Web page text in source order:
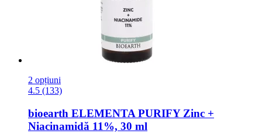
2 opțiuni
4.5 (133)
bioearth ELEMENTA PURIFY Zinc +
Niacinamidă 11%, 30 ml